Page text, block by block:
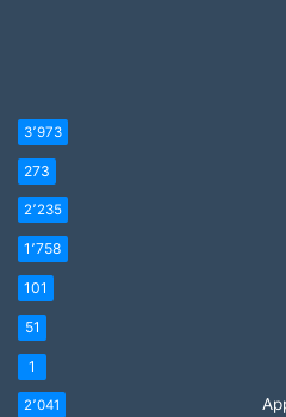
3٬973
273
2٬235
1٬758
101
51
1
2٬041